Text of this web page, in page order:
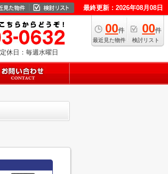
最終更新：2026年08月08日
00件
最近見た物件
00件
検討リスト
定休日：毎週水曜日